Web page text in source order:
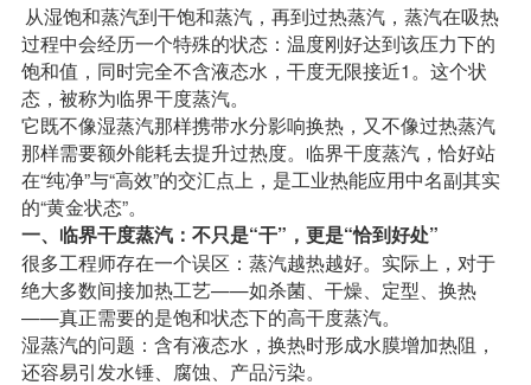
从湿饱和蒸汽到干饱和蒸汽，再到过热蒸汽，蒸汽在吸热
过程中会经历一个特殊的状态：温度刚好达到该压力下的
饱和值，同时完全不含液态水，干度无限接近1。这个状
态，被称为临界干度蒸汽。
它既不像湿蒸汽那样携带水分影响换热，又不像过热蒸汽
那样需要额外能耗去提升过热度。临界干度蒸汽，恰好站
在“纯净”与“高效”的交汇点上，是工业热能应用中名副其实
的“黄金状态”。
一、临界干度蒸汽：不只是“干”，更是“恰到好处”
很多工程师存在一个误区：蒸汽越热越好。实际上，对于
绝大多数间接加热工艺——如杀菌、干燥、定型、换热
——真正需要的是饱和状态下的高干度蒸汽。
湿蒸汽的问题：含有液态水，换热时形成水膜增加热阻，
还容易引发水锤、腐蚀、产品污染。